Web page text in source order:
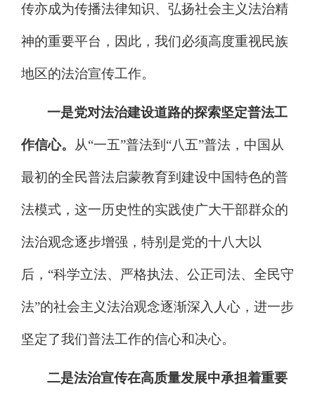
传亦成为传播法律知识、弘扬社会主义法治精
神的重要平台，因此，我们必须高度重视民族
地区的法治宣传工作。
一是党对法治建设道路的探索坚定普法工
作信心。 从“一五”普法到 “八五”普法，中国从
最初的全民普法启蒙教育到建设中国特色的普
法模式，这一历史性的实践使广大干部群众的
法治观念逐步增强， 特别是党的十八大以
后， “科学立法、 严格执法、 公正司法、 全民守
法”的社会主义法治观念逐渐深入人心，进一步
坚定了我们普法工作的信心和决心。
二是法治宣传在高质量发展中承担着重要